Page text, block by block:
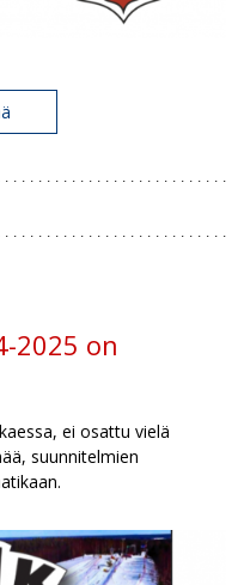
2025 on
ei osattu vielä
suunnitelmien